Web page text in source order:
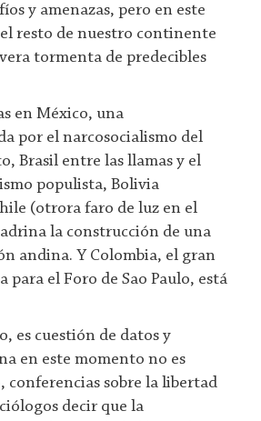
y amenazas, pero en este
resto de nuestro continente
tormenta de predecibles
en México, una
por el narcosocialismo del
Brasil entre las llamas y el
populista, Bolivia
(otrora faro de luz en el
la construcción de una
andina. Y Colombia, el gran
para el Foro de Sao Paulo, está
es cuestión de datos y
en este momento no es
conferencias sobre la libertad
decir que la